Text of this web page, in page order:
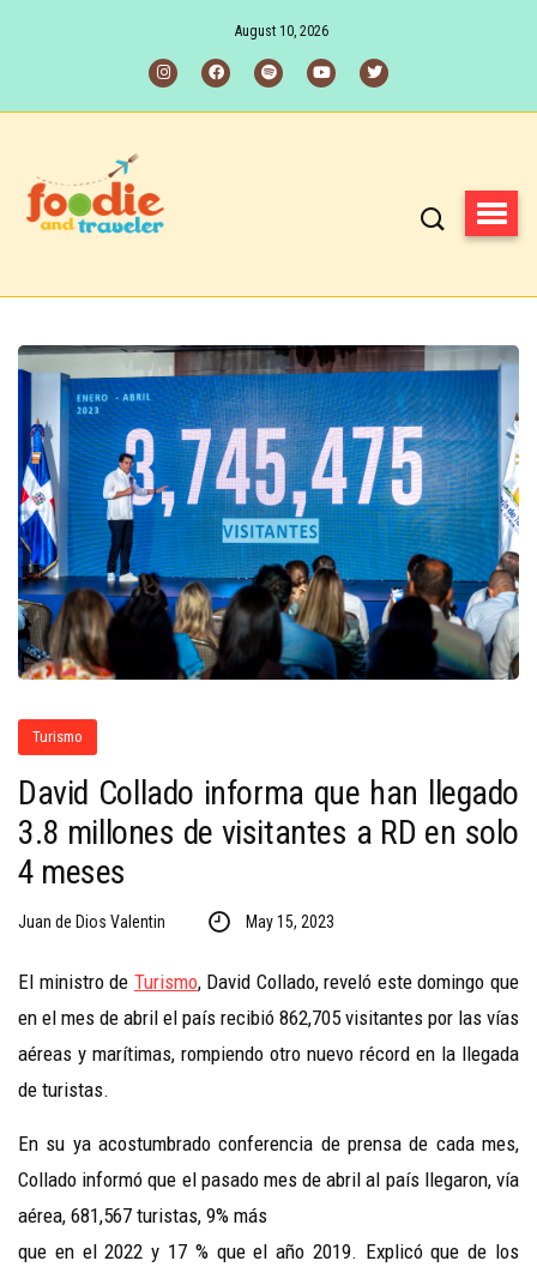
August 10, 2026
Turismo
David Collado informa que han llegado
3.8 millones de visitantes a RD en solo
4 meses
Juan de Dios Valentin May 15, 2023
El ministro de Turismo, David Collado, reveló este domingo que
en el mes de abril el país recibió 862,705 visitantes por las vías
aéreas y marítimas, rompiendo otro nuevo récord en la llegada
de turistas.
En su ya acostumbrado conferencia de prensa de cada mes,
Collado informó que el pasado mes de abril al país llegaron, vía
aérea, 681,567 turistas, 9% más
que en el 2022 y 17 % que el año 2019. Explicó que de los